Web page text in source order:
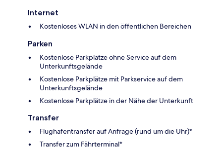
Internet
Kostenloses WLAN in den öffentlichen Bereichen
Parken
Kostenlose Parkplätze ohne Service auf dem
Unterkunftsgelände
Kostenlose Parkplätze mit Parkservice auf dem
Unterkunftsgelände
Kostenlose Parkplätze in der Nähe der Unterkunft
Transfer
Flughafentransfer auf Anfrage (rund um die Uhr)*
Transfer zum Fährterminal*